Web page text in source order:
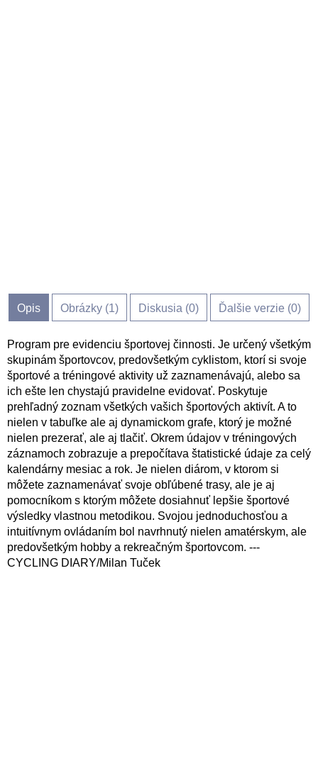
Opis Obrázky (1) Diskusia (0) Ďalšie verzie (0)
Program pre evidenciu športovej činnosti. Je určený všetkým
skupinám športovcov, predovšetkým cyklistom, ktorí si svoje
športové a tréningové aktivity už zaznamenávajú, alebo sa
ich ešte len chystajú pravidelne evidovať. Poskytuje
prehľadný zoznam všetkých vašich športových aktivít. A to
nielen v tabuľke ale aj dynamickom grafe, ktorý je možné
nielen prezerať, ale aj tlačiť. Okrem údajov v tréningových
záznamoch zobrazuje a prepočítava štatistické údaje za celý
kalendárny mesiac a rok. Je nielen diárom, v ktorom si
môžete zaznamenávať svoje obľúbené trasy, ale je aj
pomocníkom s ktorým môžete dosiahnuť lepšie športové
výsledky vlastnou metodikou. Svojou jednoduchosťou a
intuitívnym ovládaním bol navrhnutý nielen amatérskym, ale
predovšetkým hobby a rekreačným športovcom. ---
CYCLING DIARY/Milan Tuček